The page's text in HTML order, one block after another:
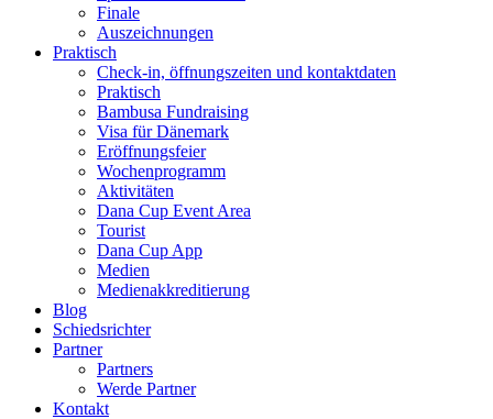
Finale
Auszeichnungen
Praktisch
Check-in, öffnungszeiten und kontaktdaten
Praktisch
Bambusa Fundraising
Visa für Dänemark
Eröffnungsfeier
Wochenprogramm
Aktivitäten
Dana Cup Event Area
Tourist
Dana Cup App
Medien
Medienakkreditierung
Blog
Schiedsrichter
Partner
Partners
Werde Partner
Kontakt